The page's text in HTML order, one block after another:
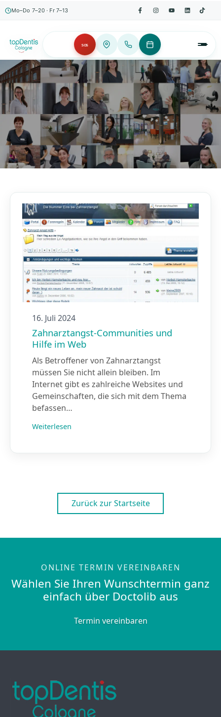
Mo–Do 7–20 · Fr 7–13
SOS
Unser Blog
16. Juli 2024
Zahnarztangst-Communities und
Hilfe im Web
Als Betroffener von Zahnarztangst
müssen Sie nicht allein bleiben. Im
Internet gibt es zahlreiche Websites und
Gemeinschaften, die sich mit dem Thema
befassen…
Weiterlesen
Zurück zur Startseite
ONLINE TERMIN VEREINBAREN
Wählen Sie Ihren Wunschtermin ganz
einfach über Doctolib aus
Termin vereinbaren